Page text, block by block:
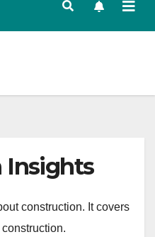
Insights
construction. It covers